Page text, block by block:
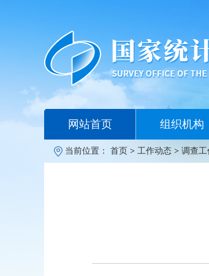
网站首页 组织机构
当前位置： 首页 > 工作动态 > 调查工